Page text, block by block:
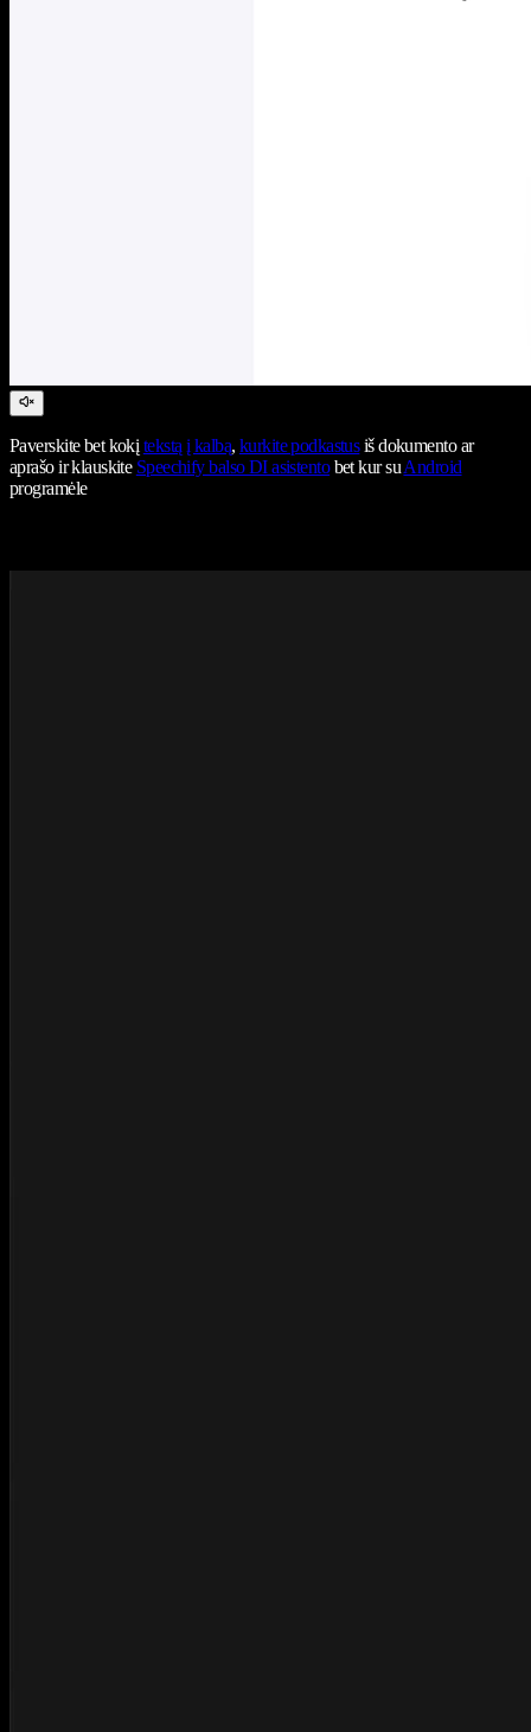
Paverskite bet kokįtekstą į kalbą, kurkite podkastusiš dokumento ar
aprašo ir klauskite Speechify balso DI asistentobet kur suAndroid
programėle